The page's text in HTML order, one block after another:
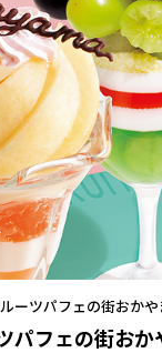
パフェの街おか
ーツパフェの街おか